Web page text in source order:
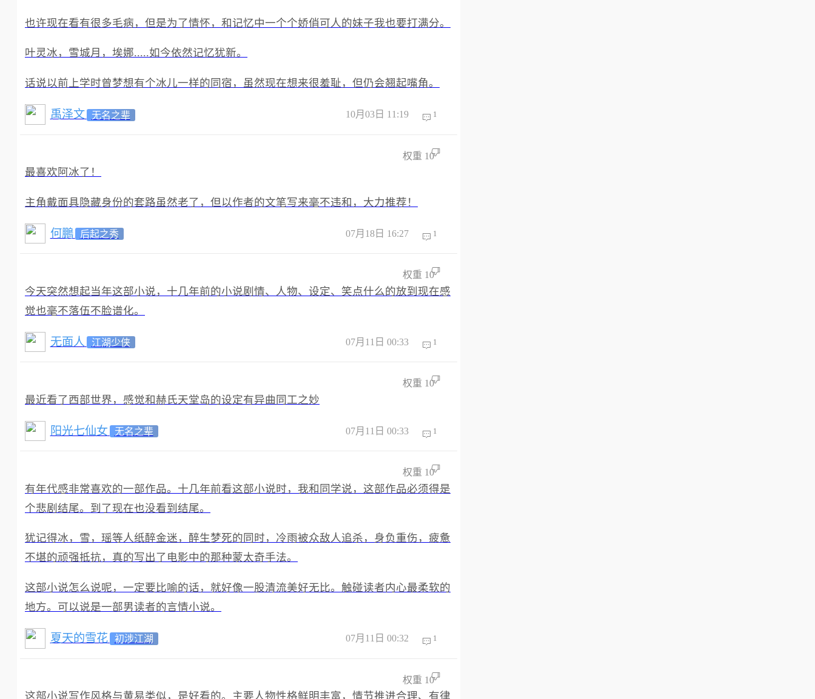
也许现在看有很多毛病，但是为了情怀，和记忆中一个个娇俏可人的妹子我也要打满分。
叶灵冰，雪城月，埃娜.....如今依然记忆犹新。
话说以前上学时曾梦想有个冰儿一样的同宿，虽然现在想来很羞耻，但仍会翘起嘴角。
禹泽文 无名之辈 10月03日 11:19 1
权重 10
最喜欢阿冰了！
主角戴面具隐藏身份的套路虽然老了，但以作者的文笔写来毫不违和，大力推荐！
何鵬 后起之秀 07月18日 16:27 1
权重 10
今天突然想起当年这部小说，十几年前的小说剧情、人物、设定、笑点什么的放到现在感
觉也毫不落伍不脸谱化。
无面人 江湖少侠 07月11日 00:33 1
权重 10
最近看了西部世界，感觉和赫氏天堂岛的设定有异曲同工之妙
阳光七仙女 无名之辈 07月11日 00:33 1
权重 10
有年代感非常喜欢的一部作品。十几年前看这部小说时，我和同学说，这部作品必须得是
个悲剧结尾。到了现在也没看到结尾。
犹记得冰，雪，瑶等人纸醉金迷，醉生梦死的同时，冷雨被众敌人追杀，身负重伤，疲惫
不堪的顽强抵抗，真的写出了电影中的那种蒙太奇手法。
这部小说怎么说呢，一定要比喻的话，就好像一股清流美好无比。触碰读者内心最柔软的
地方。可以说是一部男读者的言情小说。
夏天的雪花 初涉江湖 07月11日 00:32 1
权重 10
这部小说写作风格与黄易类似，是好看的。主要人物性格鲜明丰富，情节推进合理、有律